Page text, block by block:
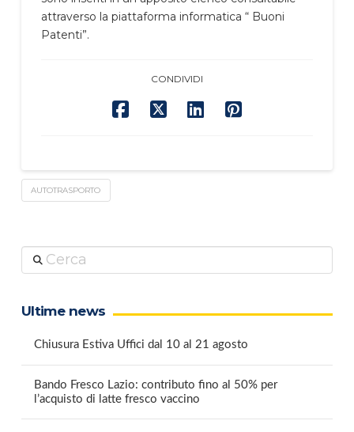
attraverso la piattaforma informatica “ Buoni
Patenti”.
CONDIVIDI
AUTOTRASPORTO
Cerca
Ultime news
Chiusura Estiva Uffici dal 10 al 21 agosto
Bando Fresco Lazio: contributo fino al 50% per
l’acquisto di latte fresco vaccino